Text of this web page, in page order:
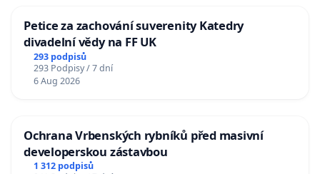
Petice za zachování suverenity Katedry
divadelní vědy na FF UK
293 podpisů
293 Podpisy / 7 dní
6 Aug 2026
Ochrana Vrbenských rybníků před masivní
developerskou zástavbou
1 312 podpisů